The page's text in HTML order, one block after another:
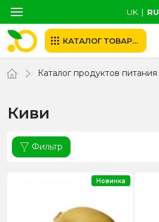
UK ∣ RU
КАТАЛОГ ТОВАРОВ
Каталог продуктов питания
Киви
Фильтр
Новинка